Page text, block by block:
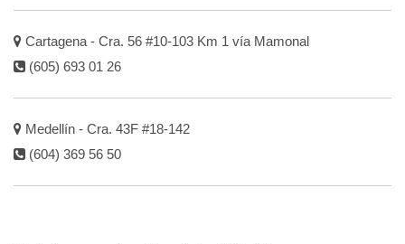
Cartagena - Cra. 56 #10-103 Km 1 vía Mamonal
(605) 693 01 26
Medellín - Cra. 43F #18-142
(604) 369 56 50